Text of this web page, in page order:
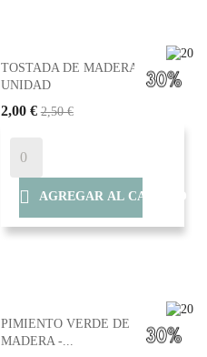
TOSTADA DE MADERA -
UNIDAD
2,00 € 2,50 €
 AGREGAR AL CARRITO
PIMIENTO VERDE DE
MADERA -...